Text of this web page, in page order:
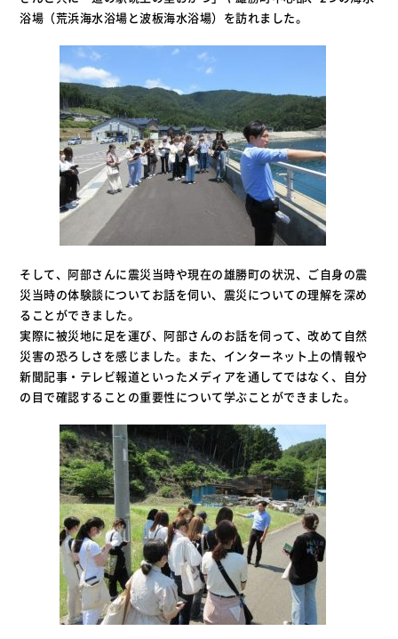
浴場（荒浜海水浴場と波板海水浴場）を訪れました。
そして、阿部さんに震災当時や現在の雄勝町の状況、ご自身の震
災当時の体験談についてお話を伺い、震災についての理解を深め
ることができました。
実際に被災地に足を運び、阿部さんのお話を伺って、改めて自然
災害の恐ろしさを感じました。また、インターネット上の情報や
新聞記事・テレビ報道といったメディアを通してではなく、自分
の目で確認することの重要性について学ぶことができました。